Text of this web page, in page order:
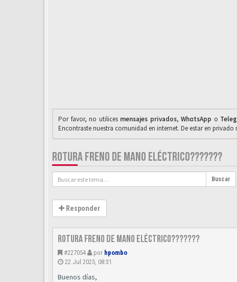
Por favor, no utilices mensajes privados,WhαtsApp o
Encontraste nuestra comunidad en internet. De estar en
ROTURA FRENO DE MANO ELÉCTRICO???????
Buscar
Responder
Rotura freno de mano eléctrico???????
#227054 por hpombo
22 Jul 2025, 08:31
Buenos días,